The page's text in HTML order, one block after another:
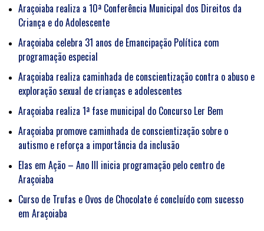
Araçoiaba realiza a 10ª Conferência Municipal dos Direitos da
Criança e do Adolescente
Araçoiaba celebra 31 anos de Emancipação Política com
programação especial
Araçoiaba realiza caminhada de conscientização contra o abuso e
exploração sexual de crianças e adolescentes
Araçoiaba realiza 1ª fase municipal do Concurso Ler Bem
Araçoiaba promove caminhada de conscientização sobre o
autismo e reforça a importância da inclusão
Elas em Ação – Ano III inicia programação pelo centro de
Araçoiaba
Curso de Trufas e Ovos de Chocolate é concluído com sucesso
em Araçoiaba